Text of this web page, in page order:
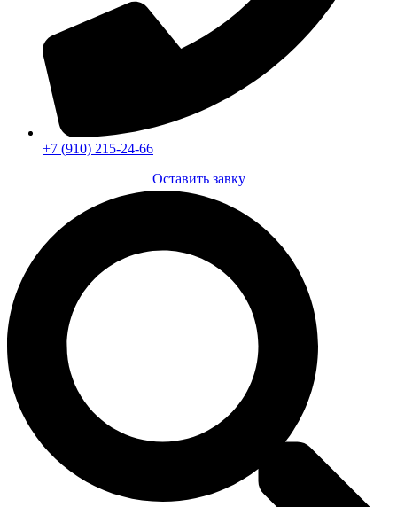
+7 (910) 215-24-66
Оставить завку